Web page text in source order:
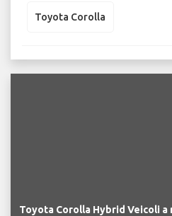
Toyota Corolla
Toyota Corolla Hybrid Veicoli